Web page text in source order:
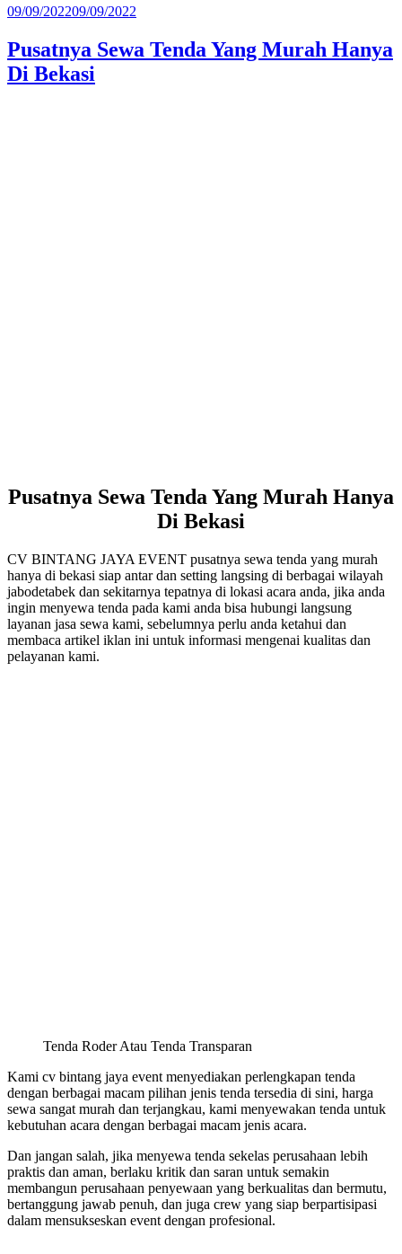
Diposkan
09/09/202209/09/2022
Pusatnya Sewa Tenda Yang Murah Hanya
Di Bekasi
Pusatnya Sewa Tenda Yang Murah Hanya
Di Bekasi
CV BINTANG JAYA EVENT pusatnya sewa tenda yang murah
hanya di bekasi siap antar dan setting langsing di berbagai wilayah
jabodetabek dan sekitarnya tepatnya di lokasi acara anda, jika anda
ingin menyewa tenda pada kami anda bisa hubungi langsung
layanan jasa sewa kami, sebelumnya perlu anda ketahui dan
membaca artikel iklan ini untuk informasi mengenai kualitas dan
pelayanan kami.
Tenda Roder Atau Tenda Transparan
Kami cv bintang jaya event menyediakan perlengkapan tenda
dengan berbagai macam pilihan jenis tenda tersedia di sini, harga
sewa sangat murah dan terjangkau, kami menyewakan tenda untuk
kebutuhan acara dengan berbagai macam jenis acara.
Dan jangan salah, jika menyewa tenda sekelas perusahaan lebih
praktis dan aman, berlaku kritik dan saran untuk semakin
membangun perusahaan penyewaan yang berkualitas dan bermutu,
bertanggung jawab penuh, dan juga crew yang siap berpartisipasi
dalam mensukseskan event dengan profesional.